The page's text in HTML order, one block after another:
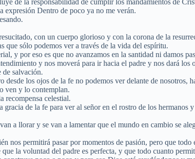
expresión Dentro de poco ya no me verán.
con un cuerpo glorioso y con la corona de la
que sólo podemos ver a través de la vida del espíritu.
y por eso es que no avanzamos en la santidad ni damos
y nos moverá para ir hacia el padre y nos dará los
de salvación.
desde los ojos de la fe no podemos ver delante de
ven y lo contemplan.
recompensa celestial.
de la fe para ver al señor en el rostro de los hermanos
a llorar y se van a lamentar que el mundo en cambio se
nos permitirá pasar por momentos de pasión, pero que
la voluntad del padre es perfecta, y que todo cuanto